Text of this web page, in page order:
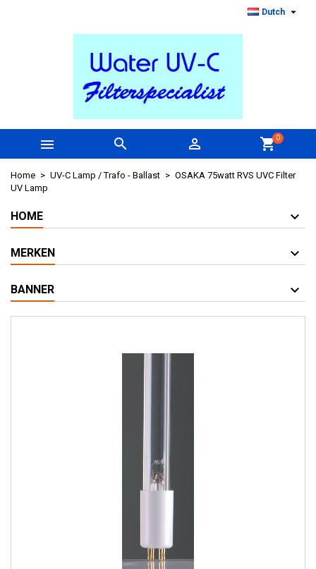
Dutch 
   shopping_cart0
Home UV-C Lamp / Trafo - Ballast
OSAKA 75watt RVS UVC Filter
UV Lamp
HOME
MERKEN
BANNER